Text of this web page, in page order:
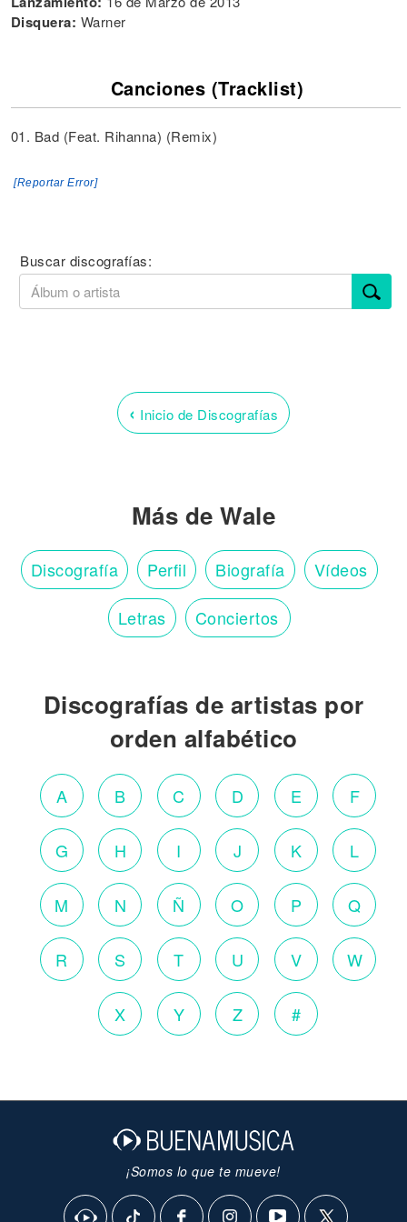
Disquera: Warner
Canciones (Tracklist)
01. Bad (Feat. Rihanna) (Remix)
[Reportar Error]
Buscar discografías:
‹ Inicio de Discografías
Más de Wale
Discografía Perfil Biografía Vídeos
Letras Conciertos
Discografías de artistas por
orden alfabético
A B C D E F
G H I J K L
M N Ñ O P Q
R S T U V W
X Y Z #
¡Somos lo que te mueve!